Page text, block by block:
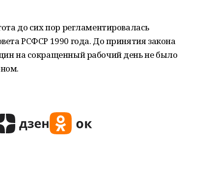
до сих пор регламентировалась
РСФСР 1990 года. До принятия закона
на сокращенный рабочий день не было